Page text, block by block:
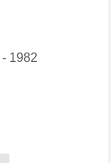
- 1982